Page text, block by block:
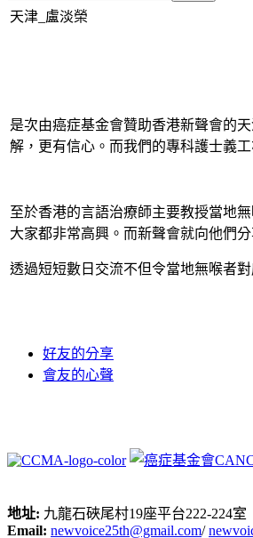
天津_盧淡榮
是次由癌症基金會贊助香港新聲會的
解，更有信心。而我們的專科護士義
至於香港的言語治療師主要教授當地
大家都非常高興。而新聲會就向他們
透過短短數日交流不但令當地無喉者
好友的分享
會友的心聲
地址: 九龍石硤尾村19座平台222-224室
Email: newvoice25th@gmail.com/